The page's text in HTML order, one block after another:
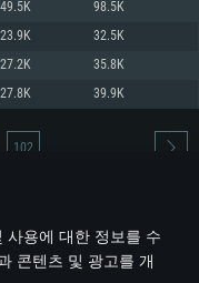
사용에 대한 정보를 수
콘텐츠 및 광고를 개
라이버를 지원하는 NVIDIA
며 최신 그래픽 드라이버를
해상도 720p) 이상
49.5K 98.5K
23.9K 32.5K
27.2K 35.8K
27.8K 39.9K
102